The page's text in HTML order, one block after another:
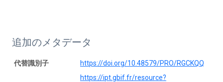
追加のメタデータ
代替識別子
https://doi.org/10.48579/PRO/RGCKQQ
https://ipt.gbif.fr/resource?